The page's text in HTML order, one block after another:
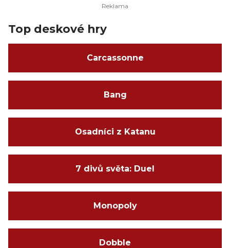
Top deskové hry
Carcassonne
Bang
Osadníci z Katanu
7 divů světa: Duel
Monopoly
Dobble